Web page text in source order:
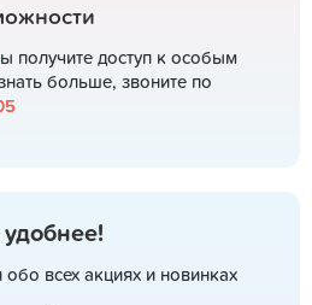
получите доступ к особым
больше, звоните по
всех акциях и новинках